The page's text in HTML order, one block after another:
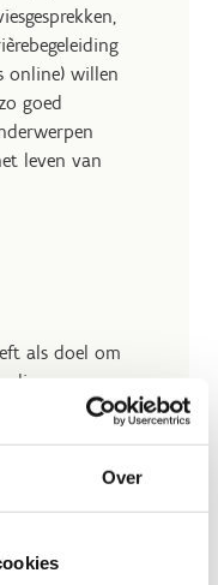
Over
als doel om
en
in te
Dat
begeleiden
online) willen
goed
leven van